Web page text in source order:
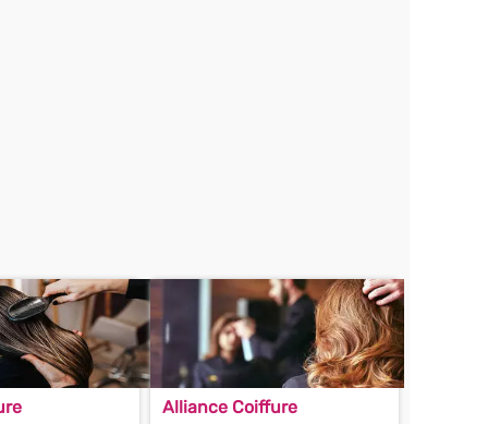
Alliance Coiffure